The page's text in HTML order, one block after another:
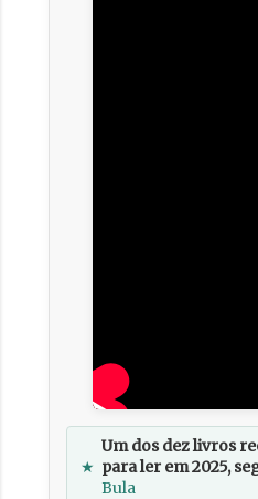
★
Um dos dez livros
para ler em 2025,
Bula